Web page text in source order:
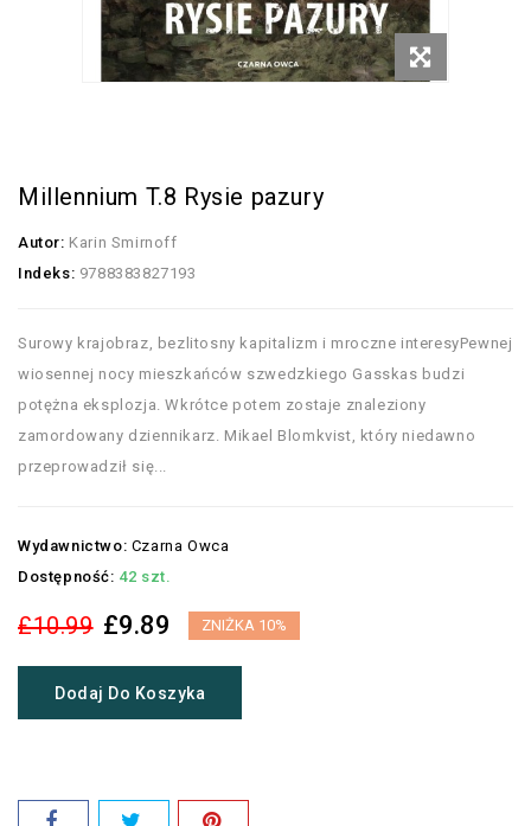
Millennium T.8 Rysie pazury
Autor: Karin Smirnoff
Indeks: 9788383827193
Surowy krajobraz, bezlitosny kapitalizm i mroczne interesyPewnej
wiosennej nocy mieszkańców szwedzkiego Gasskas budzi
potężna eksplozja. Wkrótce potem zostaje znaleziony
zamordowany dziennikarz. Mikael Blomkvist, który niedawno
przeprowadził się...
Wydawnictwo: Czarna Owca
Dostępność: 42 szt.
£10.99 £9.89 ZNIŻKA 10%
Dodaj Do Koszyka